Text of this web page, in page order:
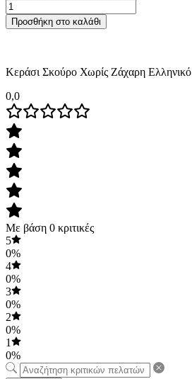
Προσθήκη στο καλάθι
Κεράσι Σκούρο Χωρίς Ζάχαρη Ελληνικό
0,0
Με βάση 0 κριτικές
5
0%
4
0%
3
0%
2
0%
1
0%